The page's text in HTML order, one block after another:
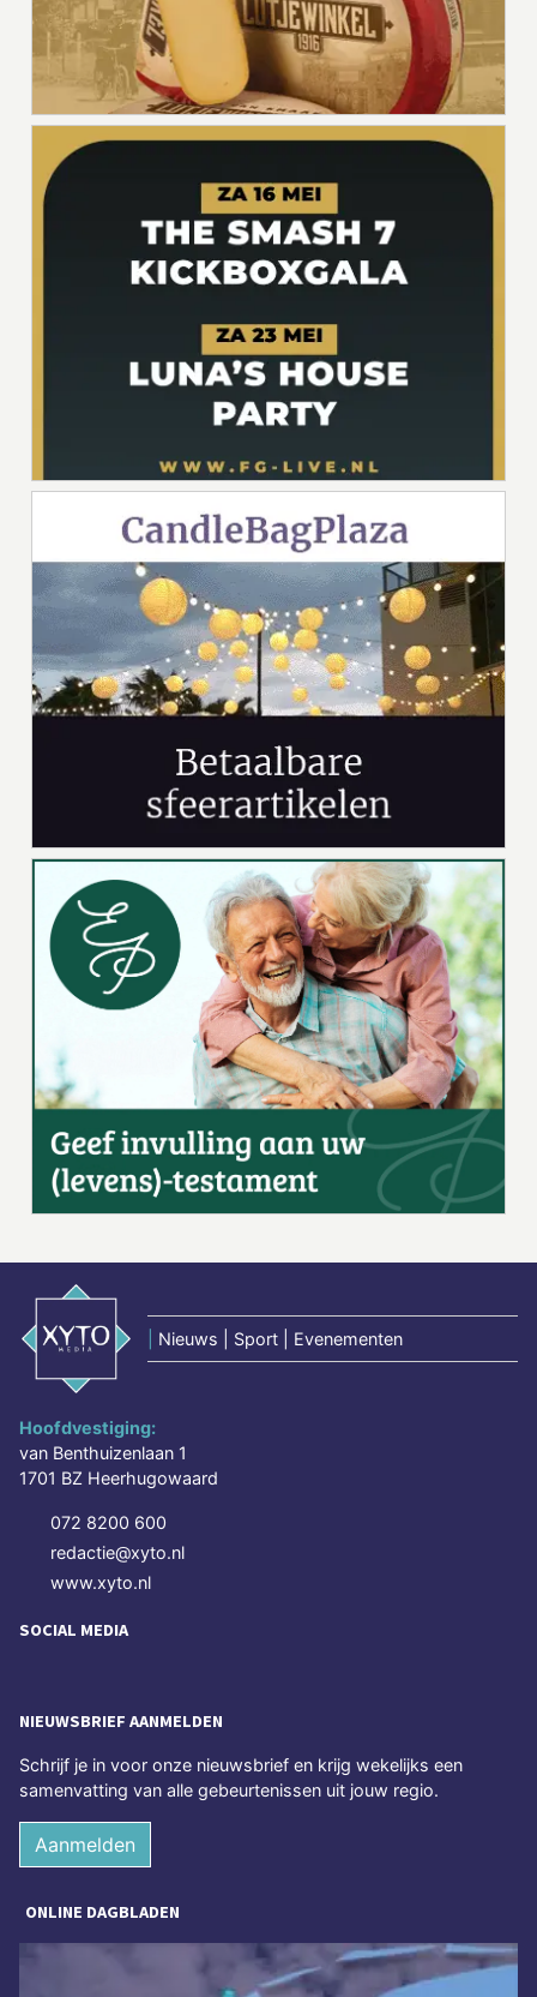
Nieuws | Sport | Evenementen
Hoofdvestiging:
van Benthuizenlaan 1
1701 BZ Heerhugowaard
072 8200 600
redactie@xyto.nl
www.xyto.nl
SOCIAL MEDIA
NIEUWSBRIEF AANMELDEN
Schrijf je in voor onze nieuwsbrief en krijg wekelijks een
samenvatting van alle gebeurtenissen uit jouw regio.
Aanmelden
ONLINE DAGBLADEN